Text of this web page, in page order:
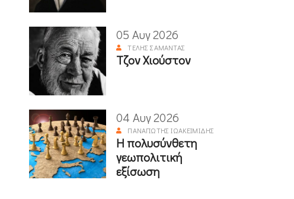
05 Αυγ 2026
ΤΈΛΗΣ ΣΑΜΑΝΤΆΣ
Τζον Χιούστον
04 Αυγ 2026
ΠΑΝΑΓΙΏΤΗΣ ΙΩΑΚΕΙΜΊΔΗΣ
Η πολυσύνθετη
γεωπολιτική
εξίσωση